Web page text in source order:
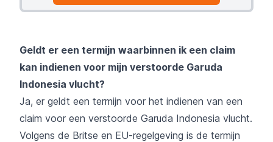
Geldt er een termijn waarbinnen ik een claim
kan indienen voor mijn verstoorde Garuda
Indonesia vlucht?
Ja, er geldt een termijn voor het indienen van een
claim voor een verstoorde Garuda Indonesia vlucht.
Volgens de Britse en EU-regelgeving is de termijn